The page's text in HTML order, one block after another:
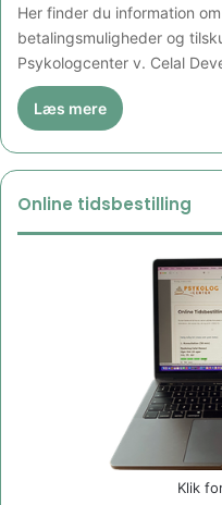
Her finder du information
betalingsmuligheder og
Psykologcenter v. Celal
Læs mere
Online tidsbestilling
Klik